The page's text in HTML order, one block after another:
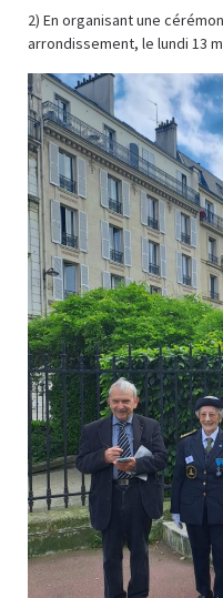
2) En organisant une
arrondissement, le lundi 13